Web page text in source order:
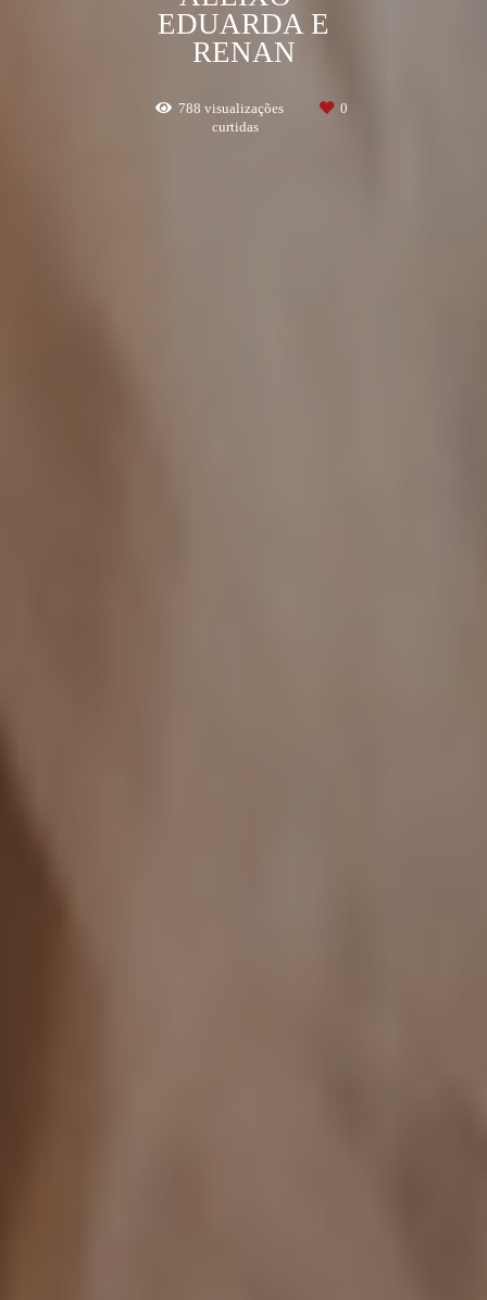
EDUARDA E
RENAN
788 visualizações
0
curtidas